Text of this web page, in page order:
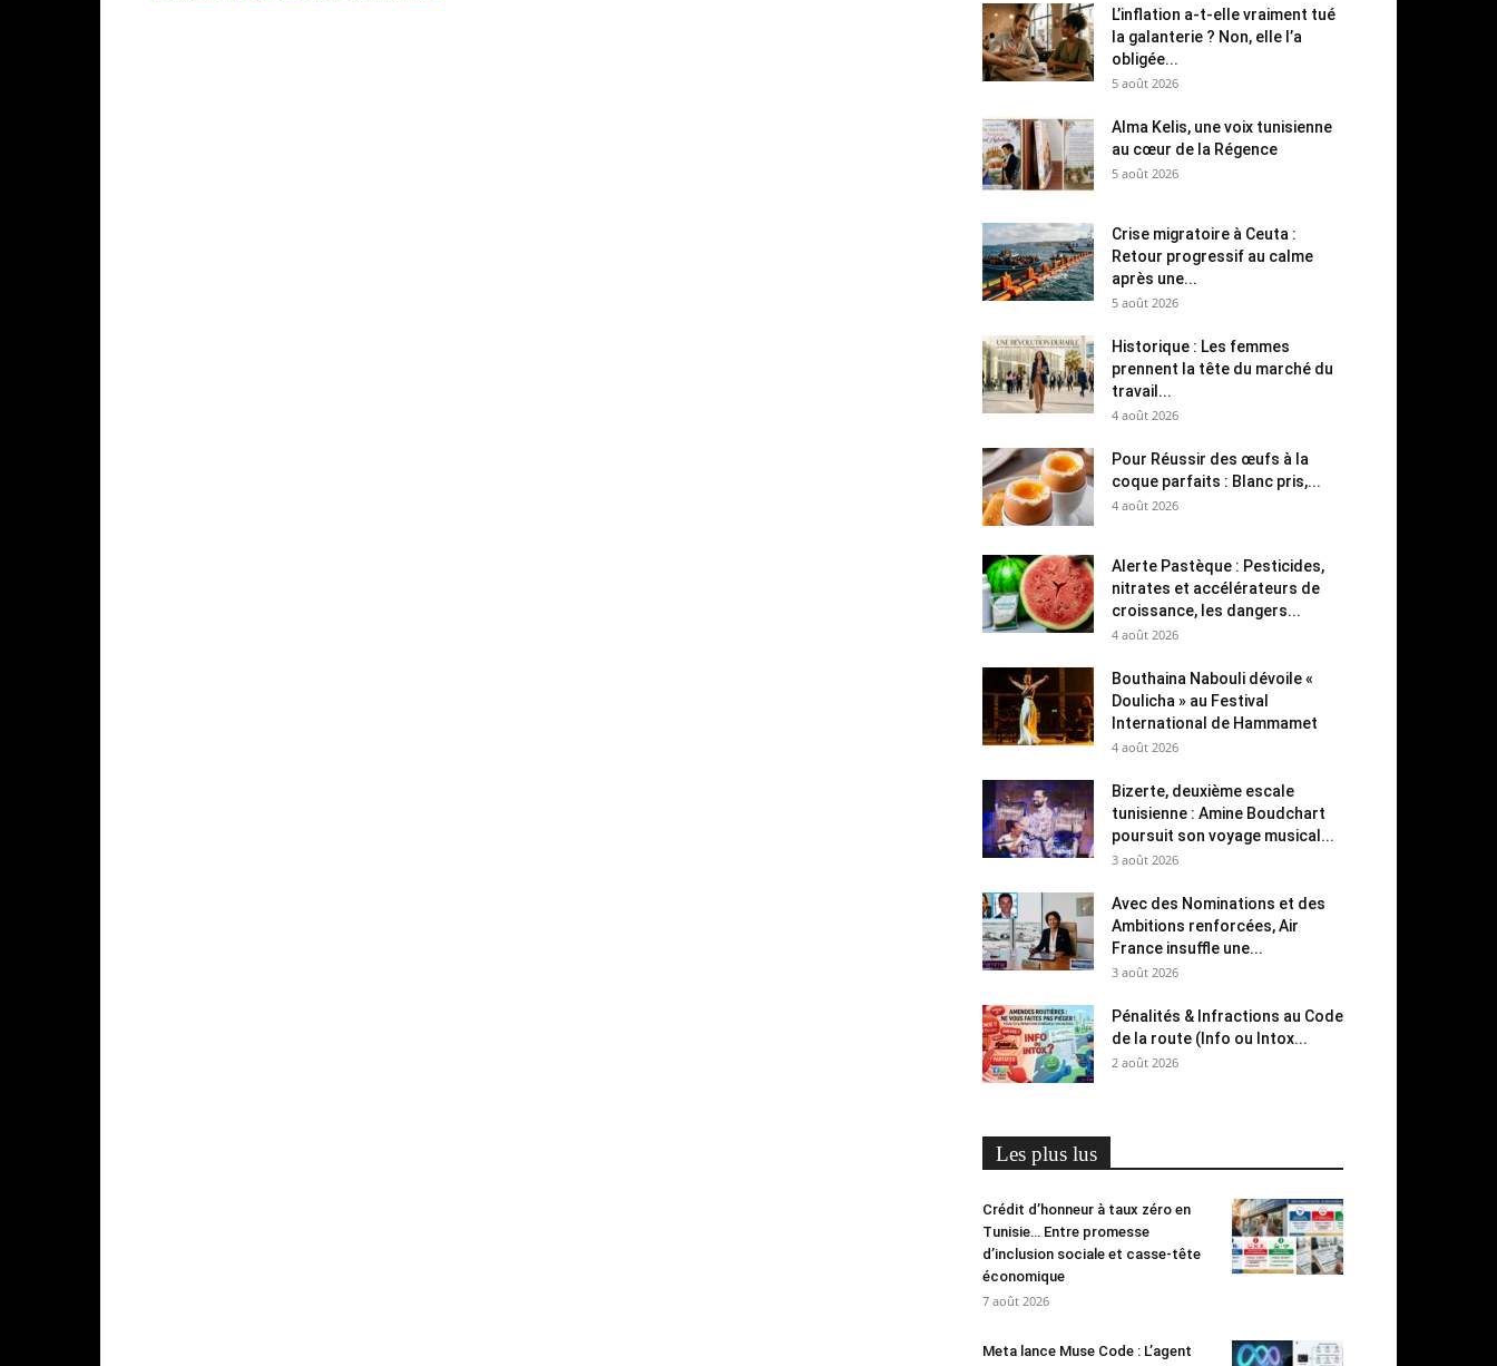
L’inflation a-t-elle vraiment tué
la galanterie ? Non, elle l’a
obligée...
5 août 2026
Alma Kelis, une voix tunisienne
au cœur de la Régence
5 août 2026
Crise migratoire à Ceuta :
Retour progressif au calme
après une...
5 août 2026
Historique : Les femmes
prennent la tête du marché du
travail...
4 août 2026
Pour Réussir des œufs à la
coque parfaits : Blanc pris,...
4 août 2026
Alerte Pastèque : Pesticides,
nitrates et accélérateurs de
croissance, les dangers...
4 août 2026
Bouthaina Nabouli dévoile «
Doulicha » au Festival
International de Hammamet
4 août 2026
Bizerte, deuxième escale
tunisienne : Amine Boudchart
poursuit son voyage musical...
3 août 2026
Avec des Nominations et des
Ambitions renforcées, Air
France insuffle une...
3 août 2026
Pénalités & Infractions au Code
de la route (Info ou Intox...
2 août 2026
Les plus lus
Crédit d’honneur à taux zéro en
Tunisie… Entre promesse
d’inclusion sociale et casse-tête
économique
7 août 2026
Meta lance Muse Code : L’agent